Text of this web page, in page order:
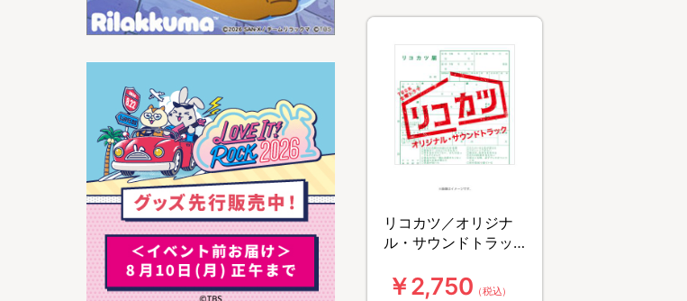
リコカツ／オリジナ
ル・サウンドトラッ
￥2,750 （税込）